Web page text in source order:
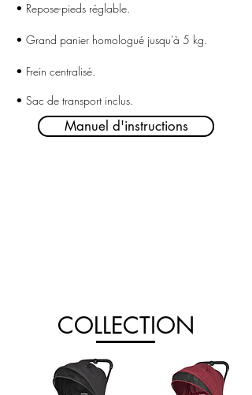
• Repose-pieds réglable.
• Grand panier homologué jusqu’à 5 kg.
• Frein centralisé.
• Sac de transport inclus.
Manuel d'instructions
COLLECTION